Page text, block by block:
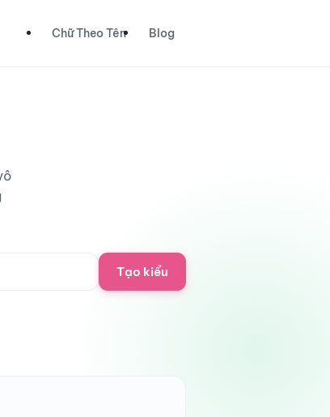
Chữ Theo Tên Blog
Tạo kiểu